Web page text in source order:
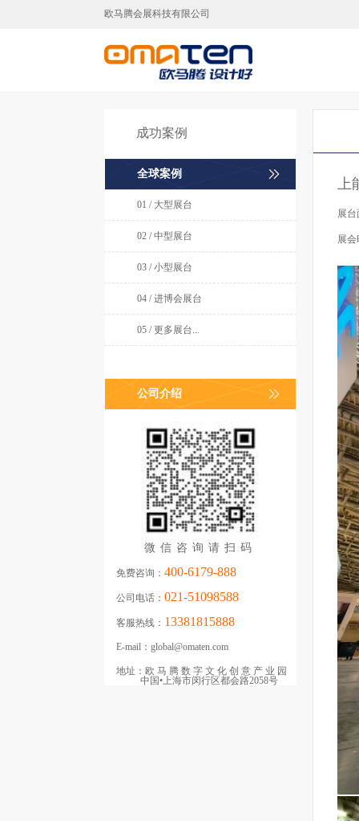
欧马腾会展科技有限公司
成功案例
全球案例
01 / 大型展台
02 / 中型展台
03 / 小型展台
04 / 进博会展台
05 / 更多展台...
公司介绍
微信咨询请扫码
免费咨询： 400-6179-888
公司电话： 021-51098588
客服热线： 13381815888
E-mail： global@omaten.com
地址： 欧马腾数字文化创意产业园
中国•上海市闵行区都会路2058号
上
展台
展会